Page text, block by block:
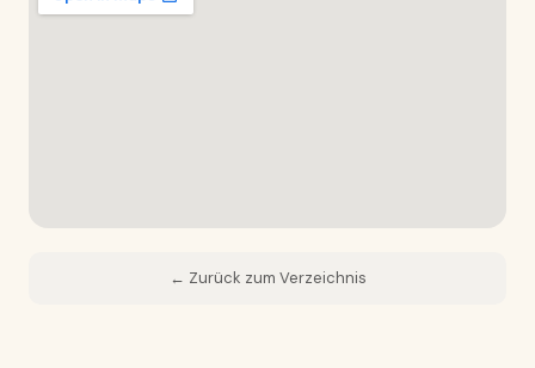
← Zurück zum Verzeichnis